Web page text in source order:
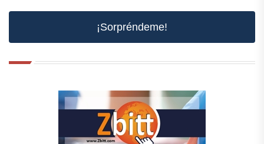
¡Sorpréndeme!